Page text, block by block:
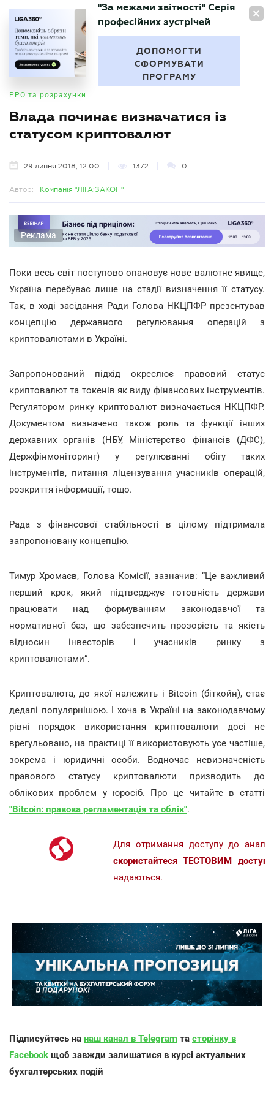
UA
БУХГАЛТЕР
"За межами звітності" Серія
професійних зустрічей
ДОПОМОГТИ
СФОРМУВАТИ
ПРОГРАМУ
РРО та розрахунки
Влада починає визначатися із
статусом криптовалют
29 липня 2018, 12:00 1372 0
Автор: Компанія "ЛІГА:ЗАКОН"
Реклама
Поки весь світ поступово опановує нове валютне явище,
Україна перебуває лише на стадії визначення її статусу.
Так, в ході засідання Ради Голова НКЦПФР презентував
концепцію державного регулювання операцій з
криптовалютами в Україні.
Запропонований підхід окреслює правовий статус
криптовалют та токенів як виду фінансових інструментів.
Регулятором ринку криптовалют визначається НКЦПФР.
Документом визначено також роль та функції інших
державних органів (НБУ, Міністерство фінансів (ДФС),
Держфінмоніторинг) у регулюванні обігу таких
інструментів, питання ліцензування учасників операцій,
розкриття інформації, тощо.
Рада з фінансової стабільності в цілому підтримала
запропоновану концепцію.
Тимур Хромаєв, Голова Комісії, зазначив: “Це важливий
перший крок, який підтверджує готовність держави
працювати над формуванням законодавчої та
нормативної баз, що забезпечить прозорість та якість
відносин інвесторів і учасників ринку з
криптовалютами”.
Криптовалюта, до якої належить і Bitcoin (біткойн), стає
дедалі популярнішою. І хоча в Україні на законодавчому
рівні порядок використання криптовалюти досі не
врегульовано, на практиці її використовують усе частіше,
зокрема і юридичні особи. Водночас невизначеність
правового статусу криптовалюти призводить до
облікових проблем у юросіб. Про це читайте в статті
"Bitcoin: правова регламентація та облік".
Для отримання доступу до
скористайтеся ТЕСТОВИМ
надаються.
Підписуйтесь на наш канал в Telegram та сторінку в
Facebook щоб завжди залишатися в курсі актуальних
бухгалтерських подій